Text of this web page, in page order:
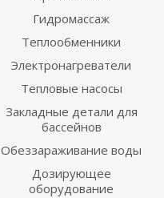
Гидромассаж
Теплообменники
Электронагреватели
Тепловые насосы
Закладные детали для
бассейнов
Обеззараживание воды
Дозирующее
оборудование